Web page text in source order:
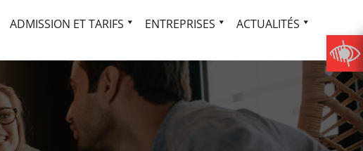
ADMISSION ET TARIFS ENTREPRISES ACTUALITÉS